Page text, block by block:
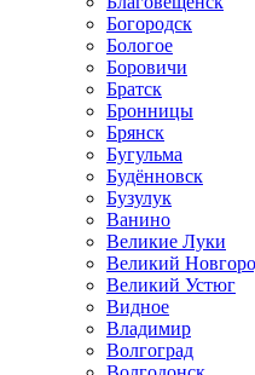
Богородск
Бологое
Боровичи
Братск
Бронницы
Брянск
Бугульма
Будённовск
Бузулук
Ванино
Великие Луки
Великий
Великий Устюг
Видное
Владимир
Волгоград